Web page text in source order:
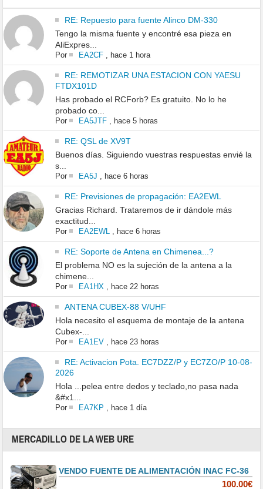
RE: Repuesto para fuente Alinco DM-330
Tengo la misma fuente y encontré esa pieza en
AliExpres...
Por EA2CF, hace 1 hora
RE: REMOTIZAR UNA ESTACION CON YAESU
FTDX101D
Has probado el RCForb? Es gratuito. No lo he
probado co...
Por EA5JTF, hace 5 horas
RE: QSL de XV9T
Buenos días. Siguiendo vuestras respuestas envié la
s...
Por EA5J hace 6 horas
RE: Previsiones de propagación: EA2EWL
Gracias Richard. Trataremos de ir dándole más
exactitud...
Por EA2EWL hace 6 horas
RE: Soporte de Antena en Chimenea...?
El problema NO es la sujeción de la antena a la
chimene...
Por EA1HX hace 22 horas
ANTENA CUBEX-88 V/UHF
Hola necesito el esquema de montaje de la antena
Cubex-...
Por EA1EV, hace 23 horas
RE: Activacion Pota. EC7DZZ/P y EC7ZO/P 10-08-
2026
Hola ...pelea entre dedos y teclado,no pasa nada
&#x1...
Por EA7KP hace 1 día
MERCADILLO DE LA WEB URE
VENDO FUENTE DE ALIMENTACIÓN INAC FC-36
100.00€